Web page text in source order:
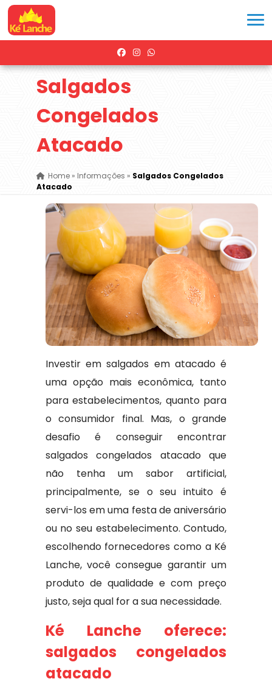
Salgados
Congelados
Atacado
Home» Informações » Salgados Congelados
Atacado
Investir em salgados em atacado é
uma opção mais econômica, tanto
para estabelecimentos, quanto para
o consumidor final. Mas, o grande
desafio é conseguir encontrar
salgados congelados atacado que
não tenha um sabor artificial,
principalmente, se o seu intuito é
servi-los em uma festa de aniversário
ou no seu estabelecimento. Contudo,
escolhendo fornecedores como a Ké
Lanche, você consegue garantir um
produto de qualidade e com preço
justo, seja qual for a sua necessidade.
Ké Lanche oferece:
salgados congelados
atacado